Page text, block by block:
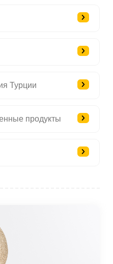
Турции
продукты